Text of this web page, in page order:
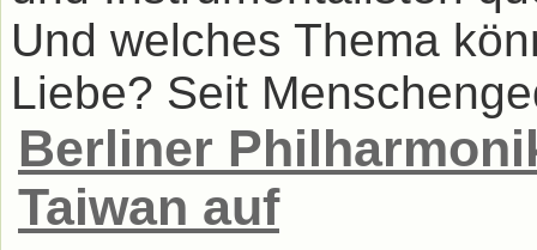
Und welches Thema
Liebe? Seit
Berliner
Taiwan auf